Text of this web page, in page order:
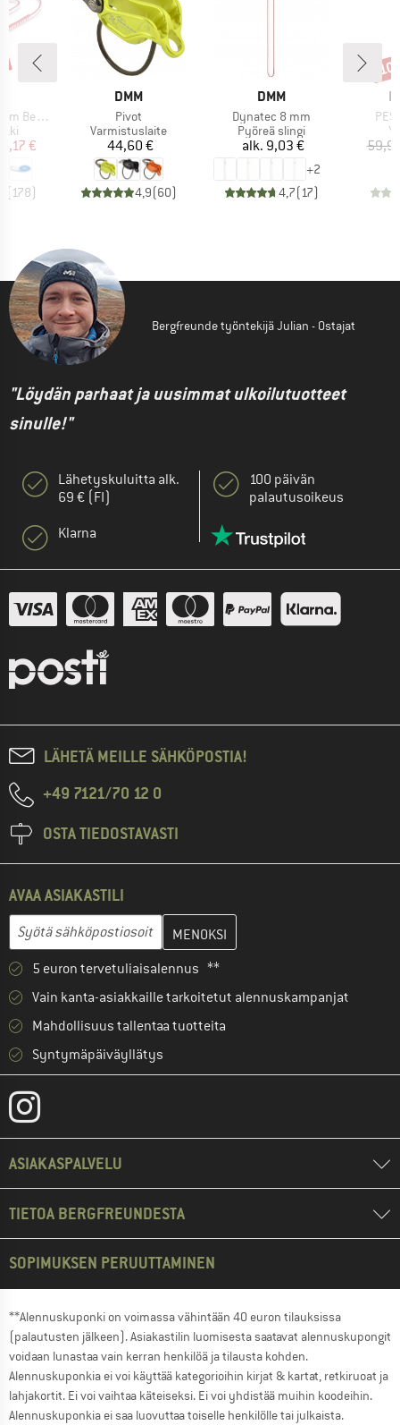
Edition
hinta
4,17 €
(178)
MERKKI
DMM
Tuote
Pivot
Tuoteryhmä
Varmistuslaite
Hinta
44,60 €
4,9(60)
MERKKI
DMM
Tuote
Dynatec 8 mm
Tuoteryhmä
Pyöreä slingi
Hinta
alk. 9,03 €
+2
4,7(17)
Bergfreunde työntekijä Julian - Ostajat
"Löydän parhaat ja uusimmat ulkoilutuotteet
sinulle!"
Lähetyskuluitta alk.
69 € (FI)
Klarna
100 päivän
palautusoikeus
LÄHETÄ MEILLE SÄHKÖPOSTIA!
+49 7121/70 12 0
OSTA TIEDOSTAVASTI
AVAA ASIAKASTILI
Sähköpostiosoite
Anna sähköpostiosoitteesi ja luo seuraavassa vaiheessa
5 euron tervetuliaisalennus **
Vain kanta-asiakkaille tarkoitetut alennuskampanjat
Mahdollisuus tallentaa tuotteita
Syntymäpäiväyllätys
ASIAKASPALVELU
TIETOA BERGFREUNDESTA
SOPIMUKSEN PERUUTTAMINEN
**Alennuskuponki on voimassa vähintään 40 euron tilauksissa
(palautusten jälkeen). Asiakastilin luomisesta saatavat alennuskupongit
voidaan lunastaa vain kerran henkilöä ja tilausta kohden.
Alennuskuponkia ei voi käyttää kategorioihin kirjat & kartat, retkiruoat ja
lahjakortit. Ei voi vaihtaa käteiseksi. Ei voi yhdistää muihin koodeihin.
Alennuskuponkia ei saa luovuttaa toiselle henkilölle tai julkaista.